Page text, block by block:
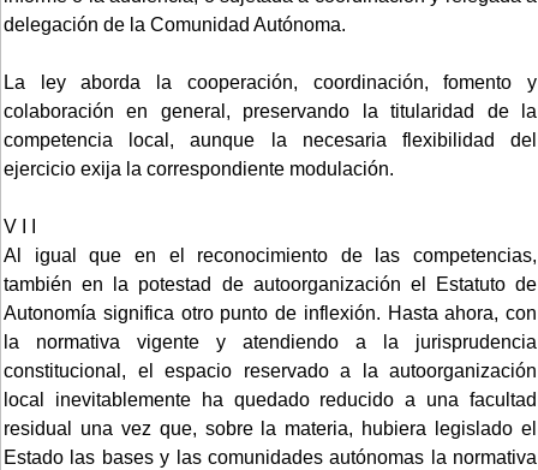
delegación de la Comunidad Autónoma.
La ley aborda la cooperación, coordinación, fomento y
colaboración en general, preservando la titularidad de la
competencia local, aunque la necesaria flexibilidad del
ejercicio exija la correspondiente modulación.
V I I
Al igual que en el reconocimiento de las competencias,
también en la potestad de autoorganización el Estatuto de
Autonomía significa otro punto de inflexión. Hasta ahora, con
la normativa vigente y atendiendo a la jurisprudencia
constitucional, el espacio reservado a la autoorganización
local inevitablemente ha quedado reducido a una facultad
residual una vez que, sobre la materia, hubiera legislado el
Estado las bases y las comunidades autónomas la normativa